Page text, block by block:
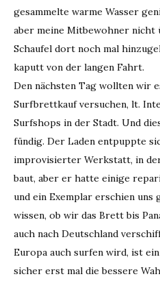
gesammelte warme Wasser
aber meine Mitbewohner nicht
Schaufel dort noch mal
kaputt von der langen Fahrt.
Den nächsten Tag wollten wir
Surfbrettkauf versuchen, lt.
Surfshops in der Stadt. Und
fündig. Der Laden entpuppte
improvisierter Werkstatt, in
baut, aber er hatte einige
und ein Exemplar erschien uns
wissen, ob wir das Brett bis
auch nach Deutschland
Europa auch surfen wird, ist
sicher erst mal die bessere